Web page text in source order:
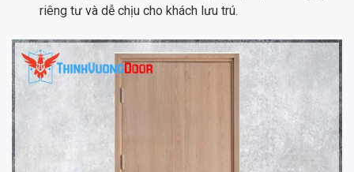
riêng tư và dễ chịu cho khách lưu trú.